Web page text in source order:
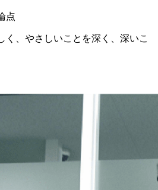
点
く、やさしいことを深く、深いこ